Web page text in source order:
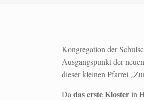
Kongregation der
Ausgangspunkt der
dieser kleinen Pfarrei
Dadas erste Klosterin